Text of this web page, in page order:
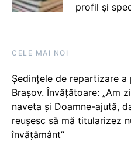
profil și
CELE MAI NOI
Ședințele de repartizare
Brașov. Învățătoare: „Am
naveta și Doamne-ajută,
reușesc să mă titularizez
învățământ”